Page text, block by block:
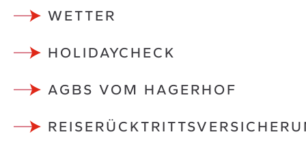
WETTER
HOLIDAYCHECK
AGBS VOM HAGERHOF